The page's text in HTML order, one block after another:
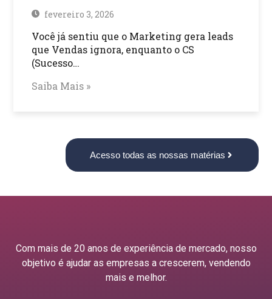
fevereiro 3, 2026
Você já sentiu que o Marketing gera leads
que Vendas ignora, enquanto o CS
(Sucesso…
Saiba Mais »
Acesso todas as nossas matérias
Com mais de 20 anos de experiência de mercado, nosso
objetivo é ajudar as empresas a crescerem, vendendo
mais e melhor.